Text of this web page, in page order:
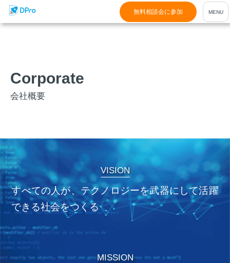
無料相談会に参加
Corporate
会社概要
VISION
すべての人が、テクノロジーを武器にして活躍
できる社会をつくる
MISSION